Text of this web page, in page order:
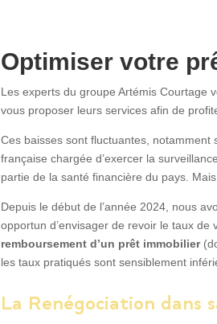
Optimiser votre
Les experts du groupe Artémis Courtage
vous proposer leurs services afin de
Ces baisses sont fluctuantes, notamment
française chargée d’exercer la
partie de la santé financière du pays.
Depuis le début de l’année 2024, nous
opportun d’envisager de revoir le taux de
remboursement d’un prêt immobilier
les taux pratiqués sont sensiblement
La Renégociation dans